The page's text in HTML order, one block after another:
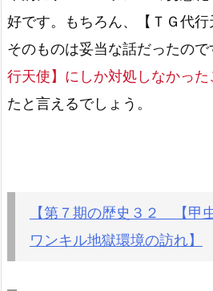
好です。もちろん、【ＴＧ代行
そのものは妥当な話だったので
行天使】にしか対処しなかった
たと言えるでしょう。
【第７期の歴史３２ 【甲
ワンキル地獄環境の訪れ】